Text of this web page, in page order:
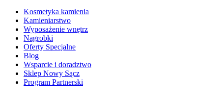
Kosmetyka kamienia
Kamieniarstwo
Wyposażenie wnętrz
Nagrobki
Oferty Specjalne
Blog
Wsparcie i doradztwo
Sklep Nowy Sącz
Program Partnerski